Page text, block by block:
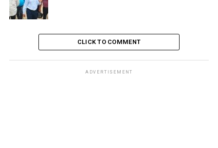
CLICK TO COMMENT
ADVERTISEMENT